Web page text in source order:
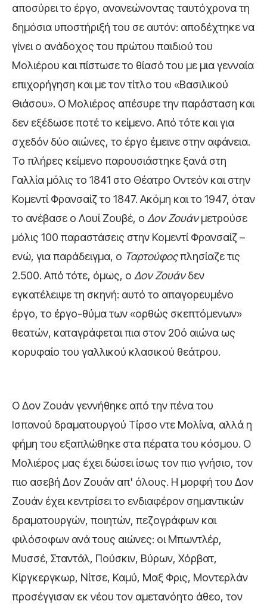
αποσύρει το έργο, ανανεώνοντας ταυτόχρονα τη
δημόσια υποστήριξή του σε αυτόν: αποδέχτηκε να
γίνει ο ανάδοχος του πρώτου παιδιού του
Μολιέρου και πίστωσε το θίασό του με μια γενναία
επιχορήγηση και με τον τίτλο του «Βασιλικού
Θιάσου». Ο Μολιέρος απέσυρε την παράσταση και
δεν εξέδωσε ποτέ το κείμενο. Από τότε και για
σχεδόν δύο αιώνες, το έργο έμεινε στην αφάνεια.
Το πλήρες κείμενο παρουσιάστηκε ξανά στη
Γαλλία μόλις το 1841 στο Θέατρο Οντεόν και στην
Κομεντί Φρανσαίζ το 1847. Ακόμη και το 1947, όταν
το ανέβασε ο Λουί Ζουβέ, ο Δον Ζουάνμετρούσε
μόλις 100 παραστάσεις στην Κομεντί Φρανσαίζ –
ενώ, για παράδειγμα, ο Ταρτούφοςπλησίαζε τις
2.500. Από τότε, όμως, ο Δον Ζουάνδεν
εγκατέλειψε τη σκηνή: αυτό το απαγορευμένο
έργο, το έργο-θύμα των «ορθώς σκεπτόμενων»
θεατών, καταγράφεται πια στον 20ό αιώνα ως
κορυφαίο του γαλλικού κλασικού θεάτρου.
Ο Δον Ζουάν γεννήθηκε από την πένα του
Ισπανού δραματουργού Τίρσο ντε Μολίνα, αλλά η
φήμη του εξαπλώθηκε στα πέρατα του κόσμου. Ο
Μολιέρος μας έχει δώσει ίσως τον πιο γνήσιο, τον
πιο ασεβή Δον Ζουάν απ' όλους. Η μορφή του Δον
Ζουάν έχει κεντρίσει το ενδιαφέρον σημαντικών
δραματουργών, ποιητών, πεζογράφων και
φιλόσοφων ανά τους αιώνες: οι Μπωντλέρ,
Μυσσέ, Σταντάλ, Πούσκιν, Βύρων, Χόρβατ,
Κίργκεργκωρ, Νίτσε, Καμύ, Μαξ Φρις, Μοντερλάν
προσέγγισαν εκ νέου τον αμετανόητο άθεο, τον